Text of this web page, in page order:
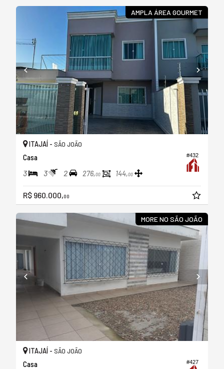
AMPLA ÁREA GOURMET
#432
ITAJAÍ - SÃO JOÃO
Casa
3 3 2 276,00 144,00
R$ 960.000,00
MORE NO SÃO JOÃO
#427
ITAJAÍ - SÃO JOÃO
Casa